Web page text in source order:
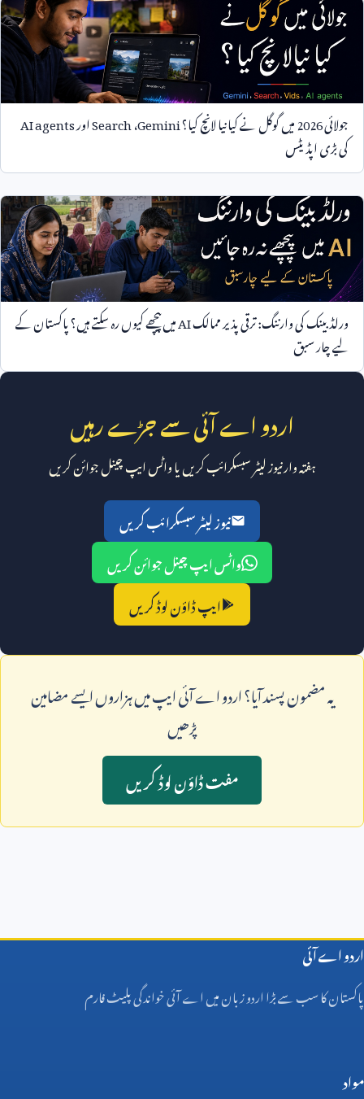
جولائی2026میں گوگل نے کیا نیا لانچ کیا؟Gemini،SearchاورAI agents
کی بڑی اپڈیٹس
ورلڈ بینک کی وارننگ: ترقی پذیر ممالکAIمیں پیچھے کیوں رہ سکتے ہیں؟ پاکستان کے
لیے چار سبق
اردو اے آئی سے جڑے رہیں
ہفتہ وار نیوز لیٹر سبسکرائب کریں یا واٹس ایپ چینل جوائن کریں
نیوز لیٹر سبسکرائب کریں
واٹس ایپ چینل جوائن کریں
ایپ ڈاؤن لوڈ کریں
يہ مضمون پسند آيا؟ اردو اے آئی ايپ ميں ہزاروں ايسے مضامين
پڑھيں
مفت ڈاؤن لوڈ کريں
اردو اے آئی
پاکستان کا سب سے بڑا اردو زبان میں اے آئی خواندگی پلیٹ فارم
مواد